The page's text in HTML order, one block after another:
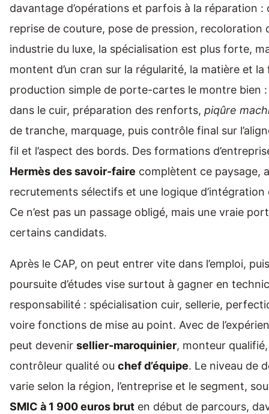
davantage d’opérations et parfois à la réparation
reprise de couture, pose de pression, recoloration
industrie du luxe, la spécialisation est plus forte,
montent d’un cran sur la régularité, la matière et
production simple de porte-cartes le montre bien
dans le cuir, préparation des renforts, piqûre
de tranche, marquage, puis contrôle final sur
fil et l’aspect des bords. Des formations
Hermès des savoir-faire complètent ce paysage,
recrutements sélectifs et une logique
Ce n’est pas un passage obligé, mais une vraie
certains candidats.
Après le CAP, on peut entrer vite dans l’emploi,
poursuite d’études vise surtout à gagner en
responsabilité : spécialisation cuir, sellerie,
voire fonctions de mise au point. Avec de
peut devenir sellier-maroquinier, monteur
contrôleur qualité ou chef d’équipe. Le niveau de
varie selon la région, l’entreprise et le segment,
SMIC à 1 900 euros brut en début de parcours,